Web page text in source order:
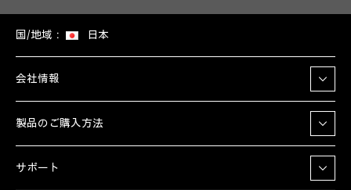
国/地域： 日本
会社情報
製品のご購入方法
サポート